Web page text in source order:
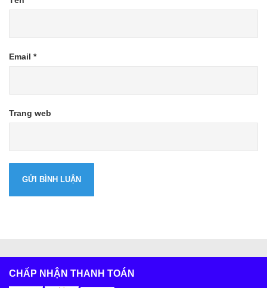
Email *
Trang web
CHẤP NHẬN THANH TOÁN